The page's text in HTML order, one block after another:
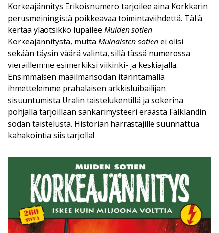
Korkeajännitys Erikoisnumero tarjoilee aina Korkkarin
perusmeiningistä poikkeavaa toimintaviihdettä. Tällä
kertaa yläotsikko lupailee Muiden sotien
Korkeajännitystä, mutta Muinaisten sotienei olisi
sekään täysin väärä valinta, sillä tässä numerossa
vieraillemme esimerkiksi viikinki- ja keskiajalla.
Ensimmäisen maailmansodan itärintamalla
ihmettelemme prahalaisen arkkisluibailijan
sisuuntumista Uralin taistelukentillä ja sokerina
pohjalla tarjoillaan sankarimysteeri eräästä Falklandin
sodan taistelusta. Historian harrastajille suunnattua
kahakointia siis tarjolla!